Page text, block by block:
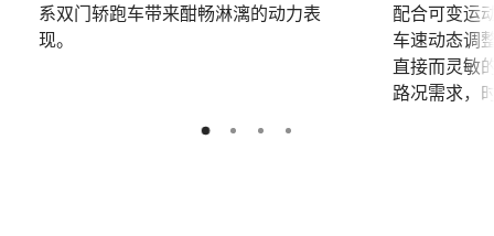
系双门轿跑车带来酣畅淋漓的动力表
现。
配合可变运
车速动态调
直接而灵敏
路况需求，
1